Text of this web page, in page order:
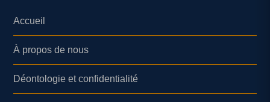
Accueil
À propos de nous
Déontologie et confidentialité